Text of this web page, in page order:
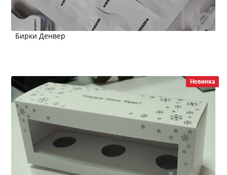
Бирки Денвер
Новинка